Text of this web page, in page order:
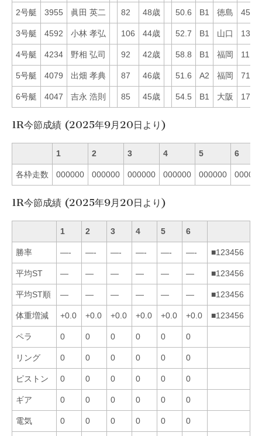
2号艇 3955 眞田 英二 82 48歳 50.6 B1 徳島 45
3号艇 4592 小林 孝弘 106 44歳 52.7 B1 山口 13
4号艇 4234 野相 弘司 92 42歳 58.8 B1 福岡 11
5号艇 4079 出畑 孝典 87 46歳 51.6 A2 福岡 71
6号艇 4047 吉永 浩則 85 45歳 54.5 B1 大阪 17
1R今節成績 (2025年9月20日より)
1 2 3 4 5 6
各枠走数 000000 000000 000000 000000 000000 000000
1R今節成績 (2025年9月20日より)
1 2 3 4 5 6
勝率 —- —- —- —- —- —- ■123456
平均ST — — — — — — ■123456
平均ST順 — — — — — — ■123456
体重増減 +0.0 +0.0 +0.0 +0.0 +0.0 +0.0 ■123456
ペラ 0 0 0 0 0 0
リング 0 0 0 0 0 0
ピストン 0 0 0 0 0 0
ギア 0 0 0 0 0 0
電気 0 0 0 0 0 0